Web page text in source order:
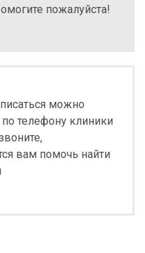
пожалуйста!
можно
телефону клиники
вам помочь найти